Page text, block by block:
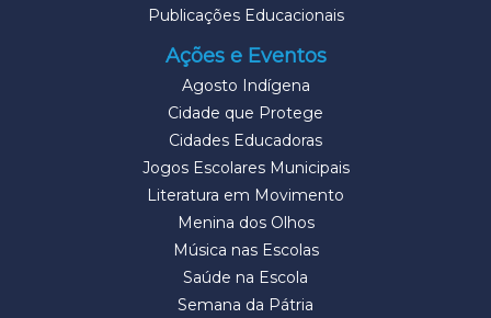
Publicações Educacionais
Ações e Eventos
Agosto Indígena
Cidade que Protege
Cidades Educadoras
Jogos Escolares Municipais
Literatura em Movimento
Menina dos Olhos
Música nas Escolas
Saúde na Escola
Semana da Pátria